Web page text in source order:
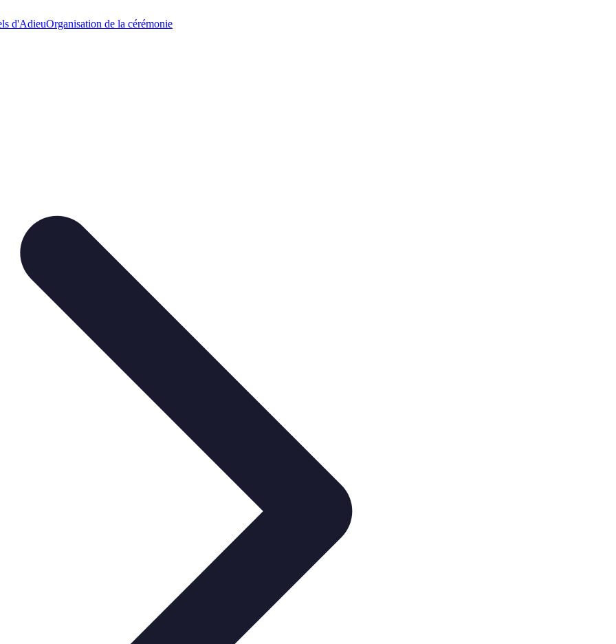
d'AdieuOrganisation de la cérémonie